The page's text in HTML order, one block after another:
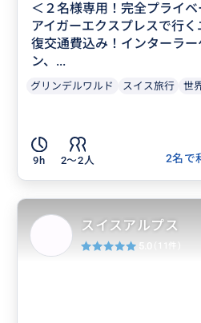
＜２名様専用！完全プライ
アイガーエクスプレスで行
復交通費込み！インターラ
ン、...
グリンデルワルド スイス旅行 世
9h 2〜2人
2名で
スイスアルプス
5.0 (11件)